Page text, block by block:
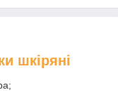
шкіряні